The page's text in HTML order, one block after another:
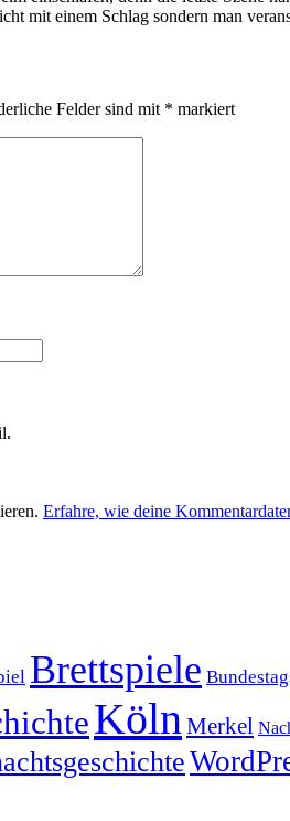
mit einem Schlag sondern man
Felder sind mit * markiert
Erfahre, wie deine
Brettspiele
Köln Merkel